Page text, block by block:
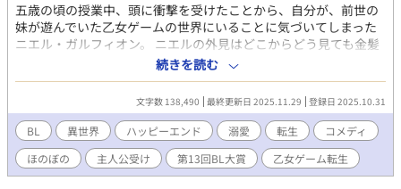
五歳の頃の授業中、頭に衝撃を受けたことから、自分が、前世の
妹が遊んでいた乙女ゲームの世界にいることに気づいてしまった
ニエル・ガルフィオン。 ニエルの外見はどこからどう見ても金髪
碧眼の美少年。しかもヒロインとはくっつかないモブキャラだっ
たので、伯爵家次男として悠々自適に暮らそうとしていた。 これ
なら異性にもモテると信じて疑わなかった。 ところが、正ヒロイ
ンであるイリーナと結ばれるはずのチート級メインキャラである
ユージン・アイアンズが熱心に構うのは、モブで攻略対象外のニ
エルで……！？ ★はキス以上の内容のときにサブタイトルにつけ
ています。 ユージン・アイアンズ(19)×ニエル・ガルフィオン
(19) 公爵家嫡男と伯爵家次男の同い年の乙女ゲー転生BLです。
続きを読む
文字数 138,490 最終更新日 2025.11.29 登録日 2025.10.31
BL 異世界 ハッピーエンド 溺愛 転生
コメディ
ほのぼの
主人公受け 第13回BL大賞 乙女ゲーム転生